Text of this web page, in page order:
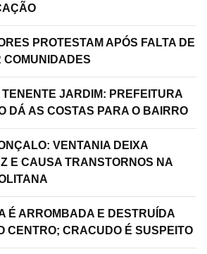
PROTESTAM APÓS FALTA DE
COMUNIDADES
JARDIM: PREFEITURA
DÁ AS COSTAS PARA O BAIRRO
VENTANIA DEIXA
E CAUSA TRANSTORNOS NA
É ARROMBADA E DESTRUÍDA
CENTRO; CRACUDO É SUSPEITO